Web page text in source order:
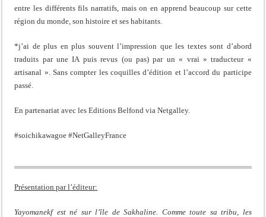
entre les différents fils narratifs, mais on en apprend beaucoup sur cette
région du monde, son histoire et ses habitants.
*j’ai de plus en plus souvent l’impression que les textes sont d’abord
traduits par une IA puis revus (ou pas) par un « vrai » traducteur «
artisanal ». Sans compter les coquilles d’édition et l’accord du participe
passé.
En partenariat avec les Editions Belfond via Netgalley.
#soichikawagoe #NetGalleyFrance
Présentation par l’éditeur:
Yayomanekf est né sur l’île de Sakhaline. Comme toute sa tribu, les